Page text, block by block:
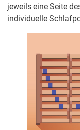
jeweils eine Seite
individuelle